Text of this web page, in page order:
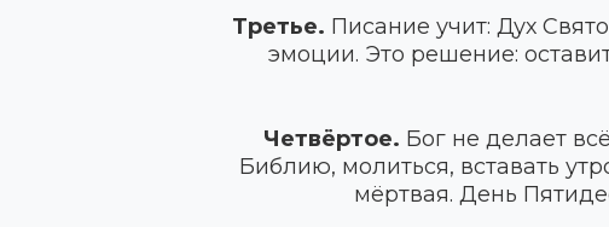
Третье. Писание учит: Дух
эмоции. Это решение:
Четвёртое. Бог не делает
Библию, молиться, вставать
мёртвая. День